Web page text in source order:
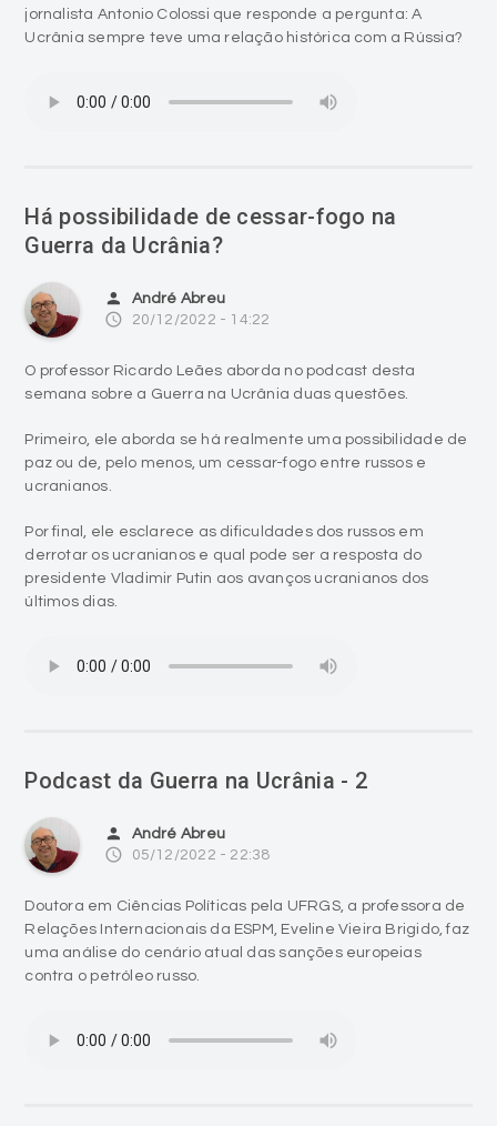
jornalista Antonio Colossi que responde a pergunta: A
Ucrânia sempre teve uma relação histórica com a Rússia?
Há possibilidade de cessar-fogo na
Guerra da Ucrânia?
person André Abreu
access_time 20/12/2022 - 14:22
O professor Ricardo Leães aborda no podcast desta
semana sobre a Guerra na Ucrânia duas questões.
Primeiro, ele aborda se há realmente uma possibilidade de
paz ou de, pelo menos, um cessar-fogo entre russos e
ucranianos.
Por final, ele esclarece as dificuldades dos russos em
derrotar os ucranianos e qual pode ser a resposta do
presidente Vladimir Putin aos avanços ucranianos dos
últimos dias.
Podcast da Guerra na Ucrânia - 2
person André Abreu
access_time 05/12/2022 - 22:38
Doutora em Ciências Políticas pela UFRGS, a professora de
Relações Internacionais da ESPM, Eveline Vieira Brigido, faz
uma análise do cenário atual das sanções europeias
contra o petróleo russo.